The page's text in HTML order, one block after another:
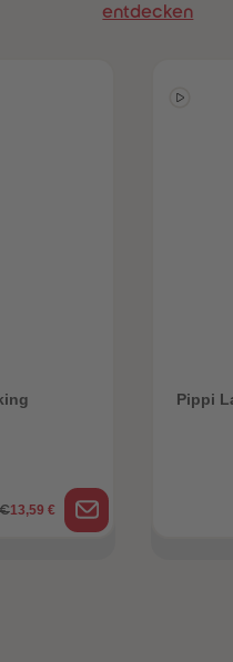
entdecken
€13,59 €
Pippi